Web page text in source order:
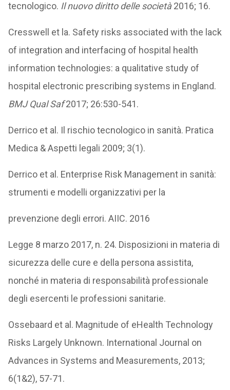
tecnologico. Il nuovo diritto delle società2016; 16.
Cresswell et la. Safety risks associated with the lack
of integration and interfacing of hospital health
information technologies: a qualitative study of
hospital electronic prescribing systems in England.
BMJ Qual Saf2017; 26:530-541.
Derrico et al. Il rischio tecnologico in sanità. Pratica
Medica & Aspetti legali 2009; 3(1).
Derrico et al. Enterprise Risk Management in sanità:
strumenti e modelli organizzativi per la
prevenzione degli errori. AIIC. 2016
Legge 8 marzo 2017, n. 24. Disposizioni in materia di
sicurezza delle cure e della persona assistita,
nonché in materia di responsabilità professionale
degli esercenti le professioni sanitarie.
Ossebaard et al. Magnitude of eHealth Technology
Risks Largely Unknown. International Journal on
Advances in Systems and Measurements, 2013;
6(1&2), 57-71.